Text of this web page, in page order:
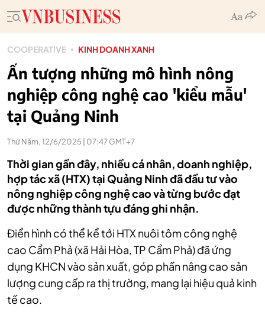
COOPERATIVE KINH DOANH XANH
Ấn tượng những mô hình nông
nghiệp công nghệ cao 'kiểu mẫu'
tại Quảng Ninh
Thứ Năm, 12/6/2025 | 07:47 GMT+7
Thời gian gần đây, nhiều cá nhân, doanh nghiệp,
hợp tác xã (HTX) tại Quảng Ninh đã đầu tư vào
nông nghiệp công nghệ cao và từng bước đạt
được những thành tựu đáng ghi nhận.
Điển hình có thể kể tới HTX nuôi tôm công nghệ
cao Cẩm Phả (xã Hải Hòa, TP Cẩm Phả) đã ứng
dụng KHCN vào sản xuất, góp phần nâng cao sản
lượng cung cấp ra thị trường, mang lại hiệu quả kinh
tế cao.